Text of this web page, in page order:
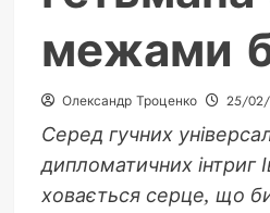
межами
Олександр Троценко 25/
Серед гучних
дипломатичних інтриг
ховається серце, що